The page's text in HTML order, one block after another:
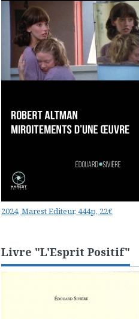
2024, Marest Editeur, 444p, 22€
Livre "L'Esprit Positif"